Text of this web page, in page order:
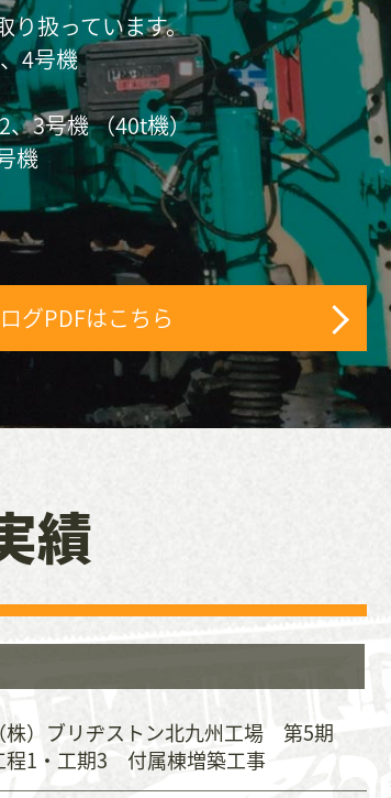
り扱っています。
4号機
3号機 （40t機）
機
グPDFはこちら
績
（株）ブリヂストン北九州工場 第5期
程1・工期3 付属棟増築工事